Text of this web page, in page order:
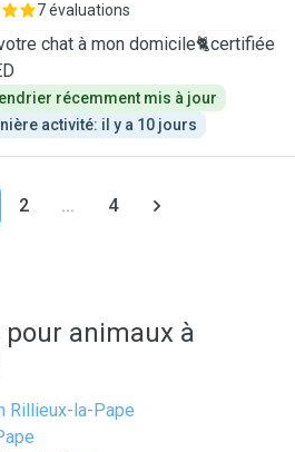
7 évaluations
chat à mon domicile🐈certifiée
récemment mis à jour
activité: il y a 10 jours
2 ... 4
animaux à
Rillieux-la-Pape